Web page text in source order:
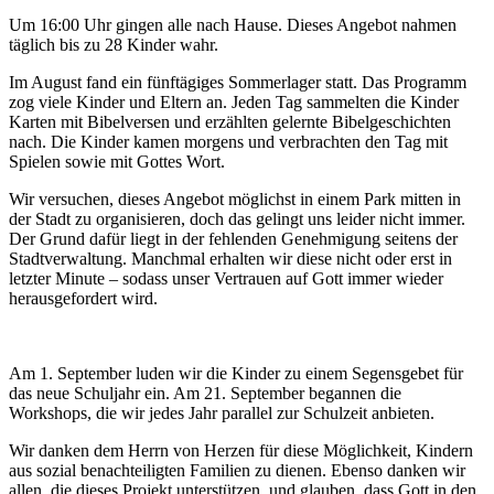
Um 16:00 Uhr gingen alle nach Hause. Dieses Angebot nahmen
täglich bis zu 28 Kinder wahr.
Im August fand ein fünftägiges Sommerlager statt. Das Programm
zog viele Kinder und Eltern an. Jeden Tag sammelten die Kinder
Karten mit Bibelversen und erzählten gelernte Bibelgeschichten
nach. Die Kinder kamen morgens und verbrachten den Tag mit
Spielen sowie mit Gottes Wort.
Wir versuchen, dieses Angebot möglichst in einem Park mitten in
der Stadt zu organisieren, doch das gelingt uns leider nicht immer.
Der Grund dafür liegt in der fehlenden Genehmigung seitens der
Stadtverwaltung. Manchmal erhalten wir diese nicht oder erst in
letzter Minute – sodass unser Vertrauen auf Gott immer wieder
herausgefordert wird.
Am 1. September luden wir die Kinder zu einem Segensgebet für
das neue Schuljahr ein. Am 21. September begannen die
Workshops, die wir jedes Jahr parallel zur Schulzeit anbieten.
Wir danken dem Herrn von Herzen für diese Möglichkeit, Kindern
aus sozial benachteiligten Familien zu dienen. Ebenso danken wir
allen, die dieses Projekt unterstützen, und glauben, dass Gott in den